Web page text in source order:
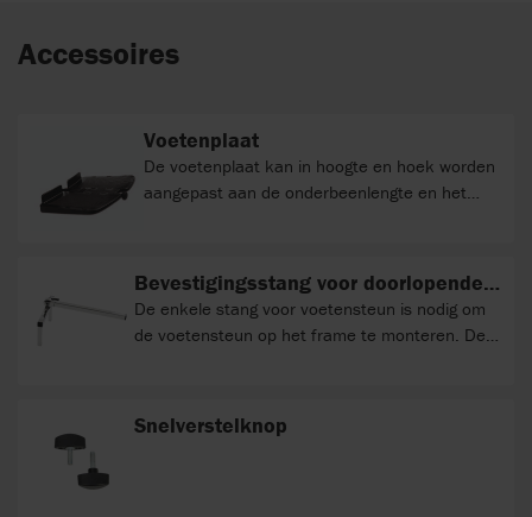
Accessoires
Voetenplaat
De voetenplaat kan in hoogte en hoek worden
aangepast aan de onderbeenlengte en het
onder de voetplaat gepositioneerd, wat de
mogelijkheden om dicht bij de vloer te plaatsen
beperkt . Om dichter bij de vloer positioneren,
bijvoorbeeld bij gebruik in combinatie met de
telescopische bevestging.
Bevestigingsstang voor doorlopende
voetenplaat
De enkele stang voor voetensteun is nodig om
de voetensteun op het frame te monteren. De
en daardoor grotere zitdiepten mogelijk te
maken.
Snelverstelknop